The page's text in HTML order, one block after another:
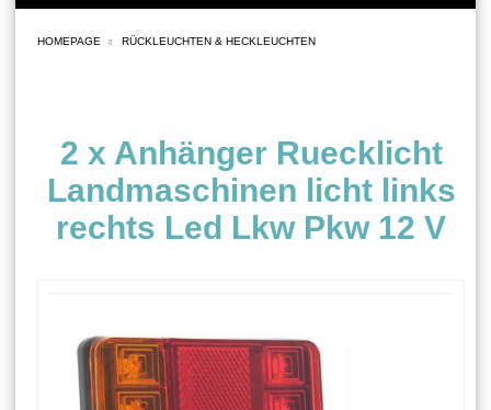
HOMEPAGE RÜCKLEUCHTEN & HECKLEUCHTEN
2 x Anhänger Ruecklicht
Landmaschinen licht links
rechts Led Lkw Pkw 12 V